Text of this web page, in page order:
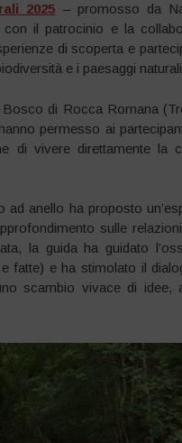
2025 – promosso da
il patrocinio e la
di scoperta e
e i paesaggi
di Rocca Romana
permesso ai
di vivere direttamente la
ad anello ha proposto
sulle
la guida ha guidato
fatte) e ha stimolato il
scambio vivace di idee,